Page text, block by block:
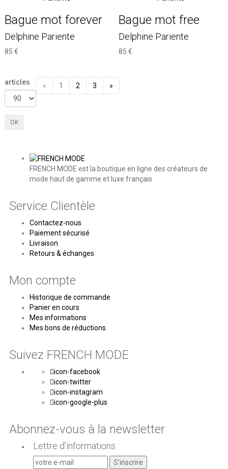
Bague mot forever
Delphine Pariente
85 €
Bague mot free
Delphine Pariente
85 €
« 1 2 3 »
articles
FRENCH MODE est la boutique en ligne des créateurs de
mode haut de gamme et luxe français.
Service Clientèle
Contactez-nous
Paiement sécurisé
Livraison
Retours & échanges
Mon compte
Historique de commande
Panier en cours
Mes informations
Mes bons de réductions
Suivez FRENCH MODE
icon-facebook
icon-twitter
icon-instagram
icon-google-plus
Abonnez-vous à la newsletter
Lettre d'informations